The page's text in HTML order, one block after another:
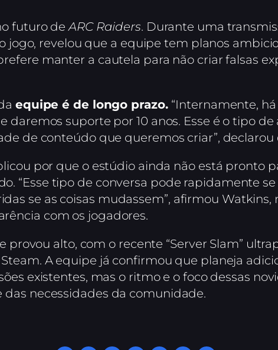
futuro deARC Raiders. Durante uma
jogo, revelou que a equipe tem planos
manter a cautela para não criar falsas
equipe é de longo prazo. “Internamente,
suporte por 10 anos. Esse é o tipo
de conteúdo que queremos criar”, declarou
por que o estúdio ainda não está pronto
“Esse tipo de conversa pode rapidamente
se as coisas mudassem”, afirmou
com os jogadores.
provou alto, com o recente “Server Slam”
A equipe já confirmou que planeja
existentes, mas o ritmo e o foco dessas
necessidades da comunidade.